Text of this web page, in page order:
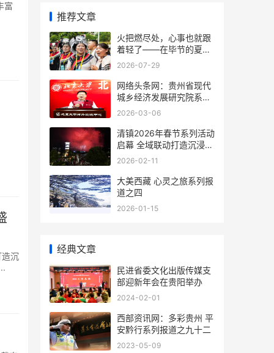
富
沉
推荐文章
火把燃尽处，心事也就跟
着轻了——在毕节的夏夜
与千年文明相拥
2026-07-29
网络头条网：贵州省现代
城乡经济发展研究院系列
报道之一
2026-03-06
清镇2026年春节系列活动
启幕 全域联动打造沉浸式
新春文旅盛宴
2026-02-11
大美西藏 心灵之旅系列报
道之四
2026-01-15
经典文章
民进省委文化出版传媒支
部迎新年会在贵阳举办
2024-02-01
西部资讯网：多彩贵州 平
安黔行系列报道之九十二
2023-05-09